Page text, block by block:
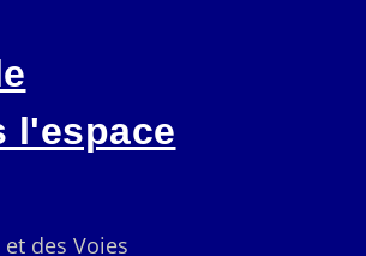
l'espace
des Voies